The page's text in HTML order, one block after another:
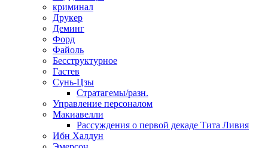
криминал
Друкер
Деминг
Форд
Файоль
Бесструктурное
Гастев
Сунь-Цзы
Стратагемы/разн.
Управление персоналом
Макиавелли
Рассуждения о первой декаде Тита Ливия
Ибн Халдун